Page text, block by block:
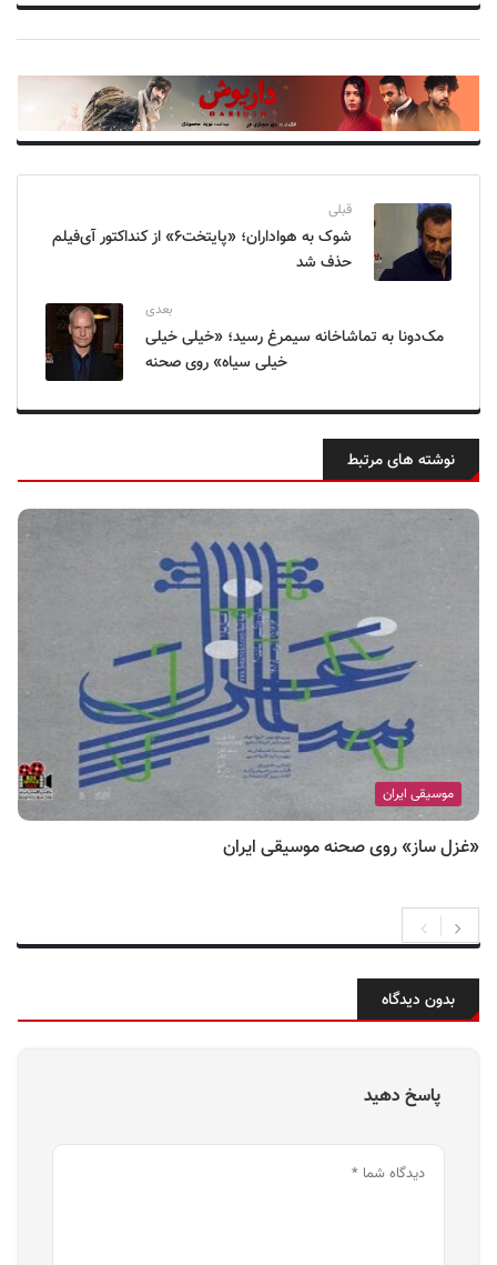
قبلی
شوک به هواداران؛ «پایتخت۶» از کنداکتور آی‌فیلم
حذف شد
بعدی
مک‌دونا به تماشاخانه سیمرغ رسید؛ «خیلی خیلی
خیلی سیاه» روی صحنه
نوشته های مرتبط
موسیقی ایران
«غزل ساز» روی صحنه موسیقی ایران
بدون دیدگاه
پاسخ دهید